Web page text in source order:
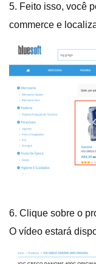
5. Feito isso, você
commerce e
6. Clique sobre o
O vídeo estará